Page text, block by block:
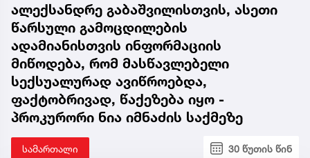
ალექსანდრე გაბაშვილისთვის, ასეთი
წარსული გამოცდილების
ადამიანისთვის ინფორმაციის
მიწოდება, რომ მასწავლებელი
სექსუალურად ავიწროებდა,
ფაქტობრივად, წაქეზება იყო -
პროკურორი ნია იმნაძის საქმეზე
სამართალი 30 წუთის წინ